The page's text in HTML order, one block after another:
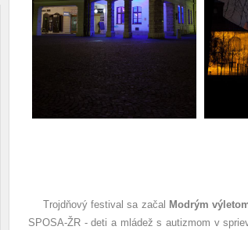
Trojdňový festival sa začal Modrým
SPOSA-ŽR - deti a mládež s autizmom v